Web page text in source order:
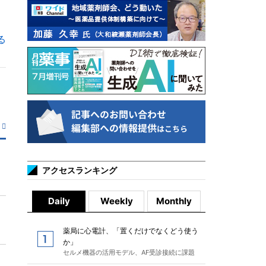
アクセスランキング
Daily Weekly Monthly
薬局に心電計、「置くだけでなくどう使う
か」
セルメ機器の活用モデル、AF受診接続に課題